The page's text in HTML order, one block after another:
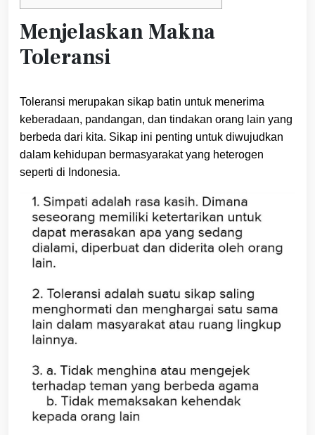
Menjelaskan Makna
Toleransi
Toleransi merupakan sikap batin untuk menerima
keberadaan, pandangan, dan tindakan orang lain yang
berbeda dari kita. Sikap ini penting untuk diwujudkan
dalam kehidupan bermasyarakat yang heterogen
seperti di Indonesia.